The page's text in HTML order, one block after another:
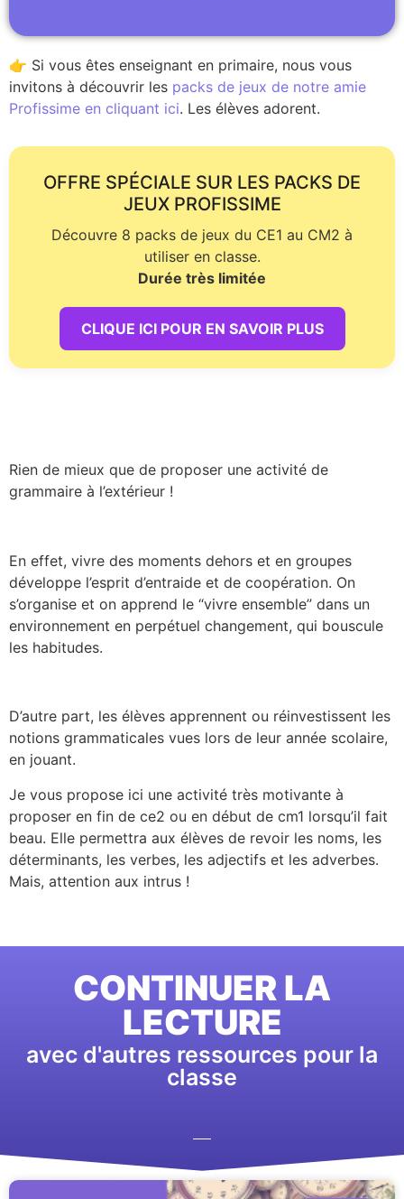
👉 Si vous êtes enseignant en primaire, nous vous
invitons à découvrir les packs de jeux de notre amie
Profissime en cliquant ici. Les élèves adorent.
OFFRE SPÉCIALE SUR LES PACKS DE
JEUX PROFISSIME
Découvre 8 packs de jeux du CE1 au CM2 à
utiliser en classe.
Durée très limitée
CLIQUE ICI POUR EN SAVOIR PLUS
Rien de mieux que de proposer une activité de
grammaire à l’extérieur !
En effet, vivre des moments dehors et en groupes
développe l’esprit d’entraide et de coopération. On
s’organise et on apprend le “vivre ensemble” dans un
environnement en perpétuel changement, qui bouscule
les habitudes.
D’autre part, les élèves apprennent ou réinvestissent les
notions grammaticales vues lors de leur année scolaire,
en jouant.
Je vous propose ici une activité très motivante à
proposer en fin de ce2 ou en début de cm1 lorsqu’il fait
beau. Elle permettra aux élèves de revoir les noms, les
déterminants, les verbes, les adjectifs et les adverbes.
Mais, attention aux intrus !
CONTINUER LA
LECTURE
avec d'autres ressources pour la
classe